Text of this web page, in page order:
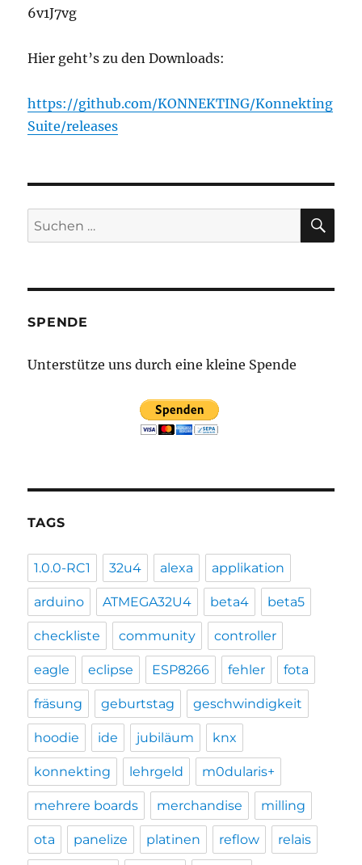
6v1J7vg
Hier geht’s zu den Downloads:
https://github.com/KONNEKTING/Konnekting
Suite/releases
Suchen
nach:
SPENDE
Unterstütze uns durch eine kleine Spende
TAGS
1.0.0-RC1 32u4 alexa applikation
arduino ATMEGA32U4 beta4 beta5
checkliste community controller
eagle eclipse ESP8266 fehler fota
fräsung geburtstag geschwindigkeit
hoodie ide jubiläum knx
konnekting lehrgeld m0dularis+
mehrere boards merchandise milling
ota panelize platinen reflow relais